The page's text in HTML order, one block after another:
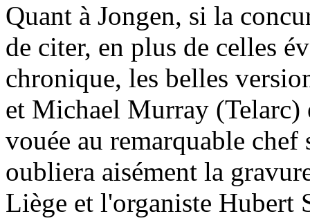
Quant à Jongen, si la
de citer, en plus de celles
chronique, les belles
et Michael Murray
vouée au remarquable chef
oubliera aisément la
Liège et l'organiste Hubert